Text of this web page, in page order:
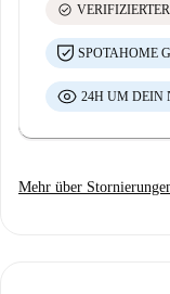
check_circle
SPOTAHOME
24H UM DEIN
Mehr über